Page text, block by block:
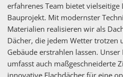
erfahrenes Team bietet
Bauprojekt. Mit modernster
Materialien realisieren wir als
Dächer, die jedem Wetter trotzen
Gebäude erstrahlen lassen.
umfasst auch maßgeschneiderte